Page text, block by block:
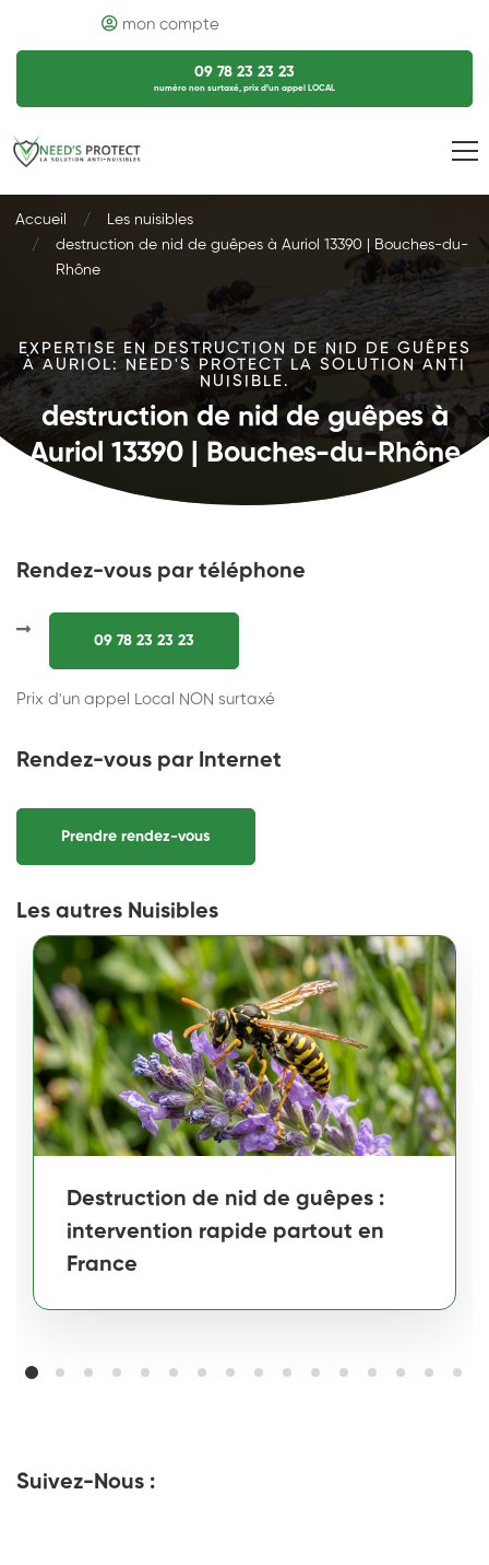
mon compte
09 78 23 23 23
numéro non surtaxé, prix d’un appel LOCAL
Accueil
Les nuisibles
destruction de nid de guêpes à Auriol 13390 | Bouches-du-
Rhône
EXPERTISE EN DESTRUCTION DE NID DE GUÊPES
À AURIOL: NEED'S PROTECT LA SOLUTION ANTI
NUISIBLE.
destruction de nid de guêpes à
Auriol 13390 | Bouches-du-Rhône
Rendez-vous par téléphone
09 78 23 23 23
Prix d'un appel Local NON surtaxé
Rendez-vous par Internet
Prendre rendez-vous
Les autres Nuisibles
Destruction de nid de guêpes :
intervention rapide partout en
France
Suivez-Nous :